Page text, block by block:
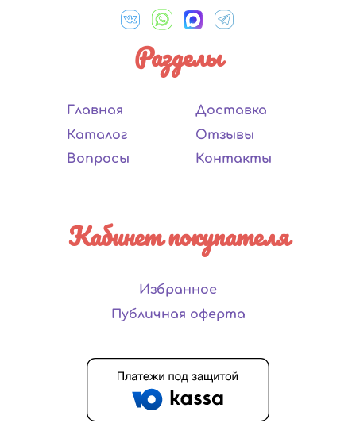
Разделы
Главная
Каталог
Вопросы
Доставка
Отзывы
Контакты
Кабинет покупателя
Избранное
Публичная оферта